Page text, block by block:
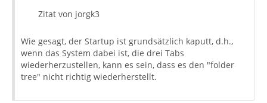
Zitat von jorgk3
Wie gesagt, der Startup ist grundsätzlich kaputt, d.h.,
wenn das System dabei ist, die drei Tabs
wiederherzustellen, kann es sein, dass es den "folder
tree" nicht richtig wiederherstellt.